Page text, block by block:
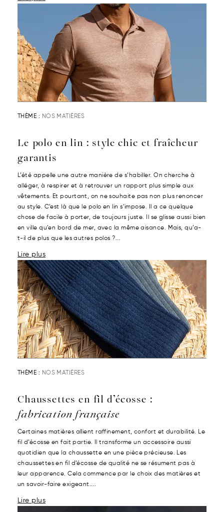
THÈME : NOS MATIÈRES
Le polo en lin : style chic et fraîcheur
garantis
L’été appelle une autre manière de s’habiller. On cherche à
alléger, à respirer et à retrouver un rapport plus simple aux
vêtements. Et pourtant, on ne souhaite pas non plus renoncer
au style. C’est là que le polo en lin s’impose. Il a ce quelque
chose de facile à porter, de toujours juste. Il se glisse aussi bien
en ville qu’en bord de mer, avec la même aisance. Mais, qu’a-
t-il de plus que les autres polos ?...
Lire plus
THÈME : NOS MATIÈRES
Chaussettes en fil d’écosse :
fabrication française
Certaines matières allient raffinement, confort et durabilité. Le
fil d’écosse en fait partie. Il transforme un accessoire aussi
quotidien que la chaussette en une pièce précieuse. Les
chaussettes en fil d’écosse de qualité ne se résument pas à
leur apparence. Cela commence par le choix des matières et
un savoir-faire exigeant....
Lire plus